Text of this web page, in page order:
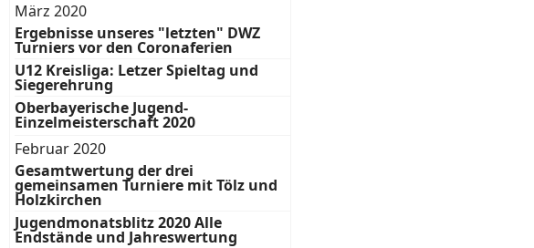
März 2020
Ergebnisse unseres "letzten" DWZ
Turniers vor den Coronaferien
U12 Kreisliga: Letzer Spieltag und
Siegerehrung
Oberbayerische Jugend-
Einzelmeisterschaft 2020
Februar 2020
Gesamtwertung der drei
gemeinsamen Turniere mit Tölz und
Holzkirchen
Jugendmonatsblitz 2020 Alle
Endstände und Jahreswertung